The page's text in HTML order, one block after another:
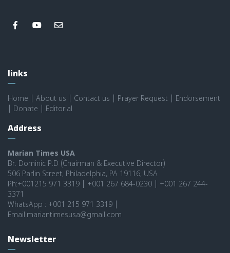
links
Home About us Contact us Prayer Request
Endorsement
Donate Editorial
Address
Marian Times USA
Br. Dominic P.D (Chairman & Executive Director)
506 Parlin Street, Philadelphia, PA 19116, USA
Ph:+001215 971 3319 | +001 267 684-0230 | +001 267 244-
3371
WhatsApp : +001 215 971 3319 |
Email:mariantimesusa@gmail.com
Newsletter